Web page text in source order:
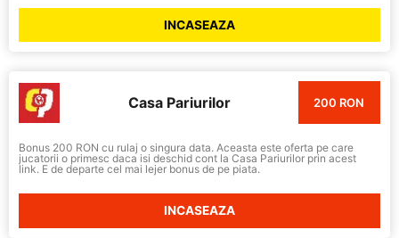
INCASEAZA
Casa Pariurilor 200 RON
Bonus 200 RON cu rulaj o singura data. Aceasta este oferta pe care
jucatorii o primesc daca isi deschid cont la Casa Pariurilor prin acest
link. E de departe cel mai lejer bonus de pe piata.
INCASEAZA